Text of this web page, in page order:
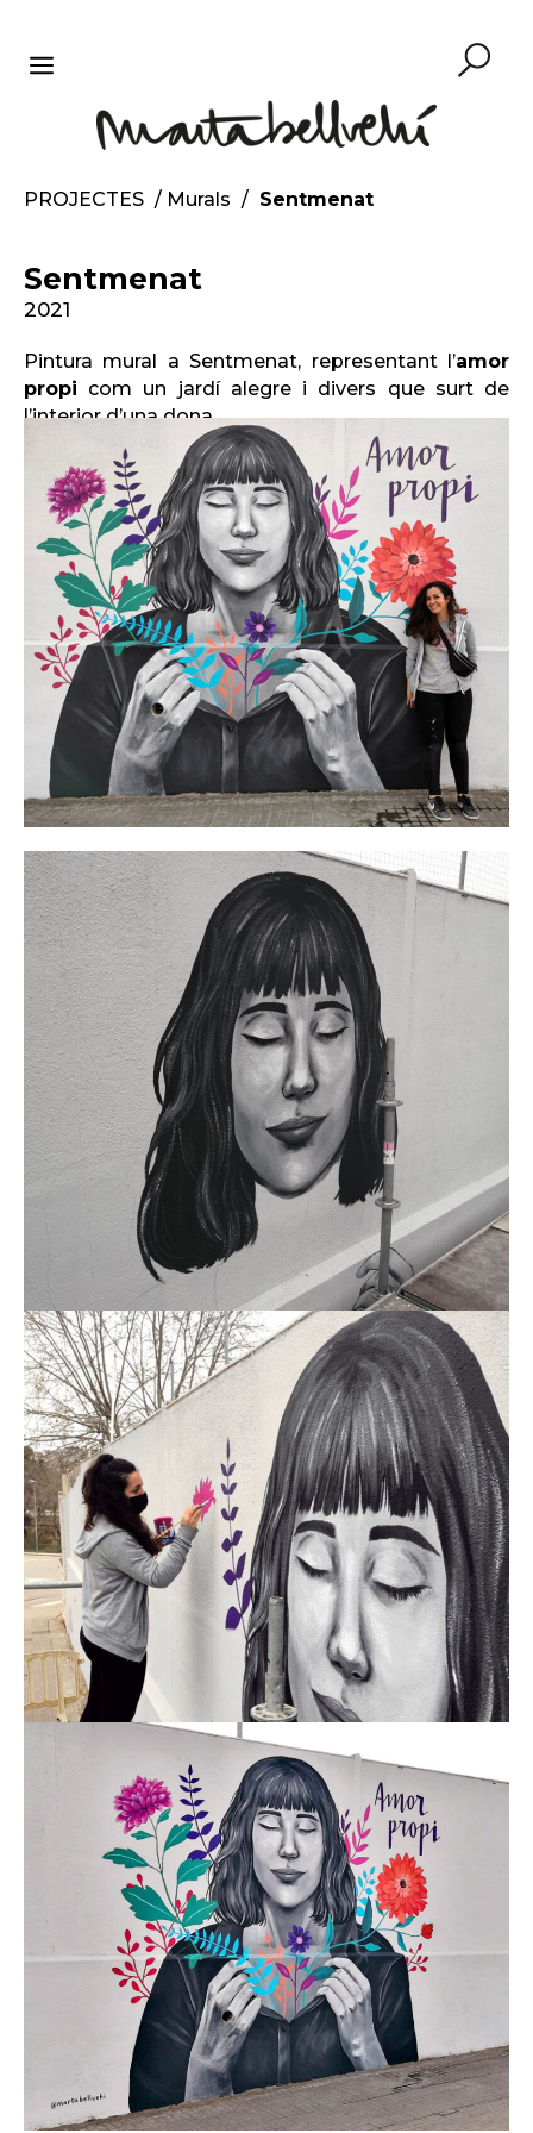
contingut
MENU
PROJECTES / Murals / Sentmenat
Sentmenat
2021
Pintura mural a Sentmenat, representant l’amor
propi com un jardí alegre i divers que surt de
l’interior d’una dona.